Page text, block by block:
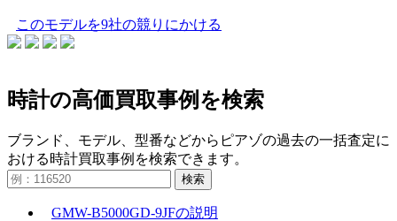
このモデルを9社の競りにかける
時計の高価買取事例を検索
ブランド、モデル、型番などからピアゾの過去の一括査定に
おける時計買取事例を検索できます。
検索
GMW-B5000GD-9JFの説明